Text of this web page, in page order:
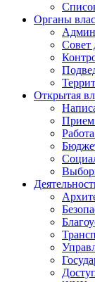
Органы
Совет
Открытая
Прием